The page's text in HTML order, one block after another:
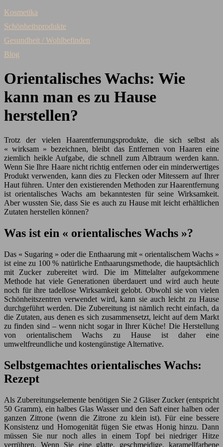
Kosmetika
Schönheitsprodukte
Gesundheit / Wohlbefinden
Blog
Orientalisches Wachs: Wie
kann man es zu Hause
herstellen?
Trotz der vielen Haarentfernungsprodukte, die sich selbst als
« wirksam » bezeichnen, bleibt das Entfernen von Haaren eine
ziemlich heikle Aufgabe, die schnell zum Albtraum werden kann.
Wenn Sie Ihre Haare nicht richtig entfernen oder ein minderwertiges
Produkt verwenden, kann dies zu Flecken oder Mitessern auf Ihrer
Haut führen. Unter den existierenden Methoden zur Haarentfernung
ist orientalisches Wachs am bekanntesten für seine Wirksamkeit.
Aber wussten Sie, dass Sie es auch zu Hause mit leicht erhältlichen
Zutaten herstellen können?
Was ist ein « orientalisches Wachs »?
Das « Sugaring » oder die Enthaarung mit « orientalischem Wachs »
ist eine zu 100 % natürliche Enthaarungsmethode, die hauptsächlich
mit Zucker zubereitet wird. Die im Mittelalter aufgekommene
Methode hat viele Generationen überdauert und wird auch heute
noch für ihre tadellose Wirksamkeit gelobt. Obwohl sie von vielen
Schönheitszentren verwendet wird, kann sie auch leicht zu Hause
durchgeführt werden. Die Zubereitung ist nämlich recht einfach, da
die Zutaten, aus denen es sich zusammensetzt, leicht auf dem Markt
zu finden sind – wenn nicht sogar in Ihrer Küche! Die Herstellung
von orientalischem Wachs zu Hause ist daher eine
umweltfreundliche und kostengünstige Alternative.
Selbstgemachtes orientalisches Wachs:
Rezept
Als Zubereitungselemente benötigen Sie 2 Gläser Zucker (entspricht
50 Gramm), ein halbes Glas Wasser und den Saft einer halben oder
ganzen Zitrone (wenn die Zitrone zu klein ist). Für eine bessere
Konsistenz und Homogenität fügen Sie etwas Honig hinzu. Dann
müssen Sie nur noch alles in einem Topf bei niedriger Hitze
verrühren. Wenn Sie eine glatte, geschmeidige, karamellfarbene